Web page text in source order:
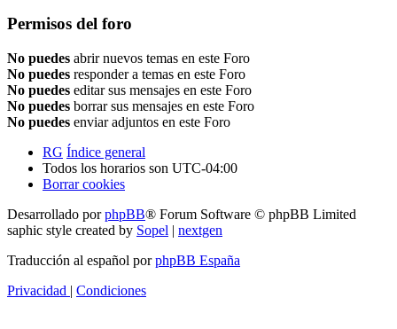
Permisos del foro
No puedes abrir nuevos temas en este Foro
No puedes responder a temas en este Foro
No puedes editar sus mensajes en este Foro
No puedes borrar sus mensajes en este Foro
No puedes enviar adjuntos en este Foro
RG Índice general
Todos los horarios son UTC-04:00
Borrar cookies
Desarrollado porphpBB® Forum Software © phpBB Limited
saphic style created by Sopel | nextgen
Traducción al español porphpBB España
Privacidad | Condiciones